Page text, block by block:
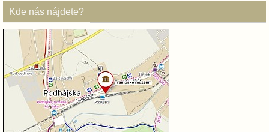
Kde nás nájdete?